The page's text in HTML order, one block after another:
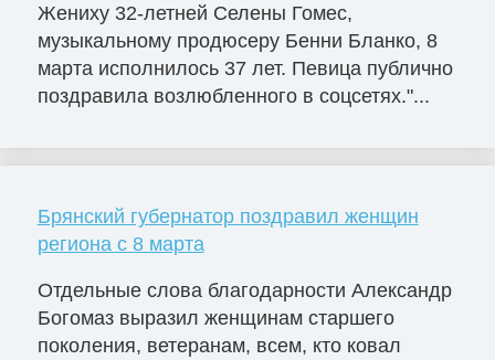
Жениху 32-летней Селены Гомес,
музыкальному продюсеру Бенни Бланко, 8
марта исполнилось 37 лет. Певица публично
поздравила возлюбленного в соцсетях."...
Брянский губернатор поздравил женщин
региона с 8 марта
Отдельные слова благодарности Александр
Богомаз выразил женщинам старшего
поколения, ветеранам, всем, кто ковал